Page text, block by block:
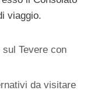
viaggio.
Tevere con
da visitare